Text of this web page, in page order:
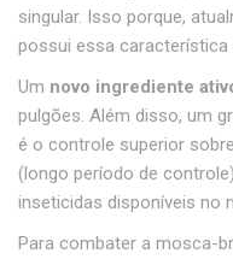
singular. Isso porque,
possui essa característica
Um novo ingrediente
pulgões. Além disso, um
é o controle superior
(longo período de
inseticidas disponíveis no
Para combater a mosca-